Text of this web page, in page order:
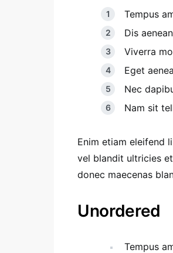
Tempus
Dis
Viverra
Eget
Nec
Nam sit
Enim etiam eleifend
vel blandit ultricies
donec maecenas
Unordered
Tempus